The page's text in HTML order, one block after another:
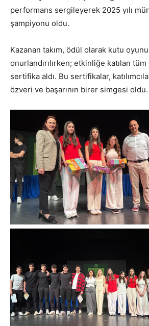
performans sergileyerek 2025 yılı
şampiyonu oldu.
Kazanan takım, ödül olarak kutu
onurlandırılırken; etkinliğe katılan
sertifika aldı. Bu sertifikalar,
özveri ve başarının birer simgesi oldu.